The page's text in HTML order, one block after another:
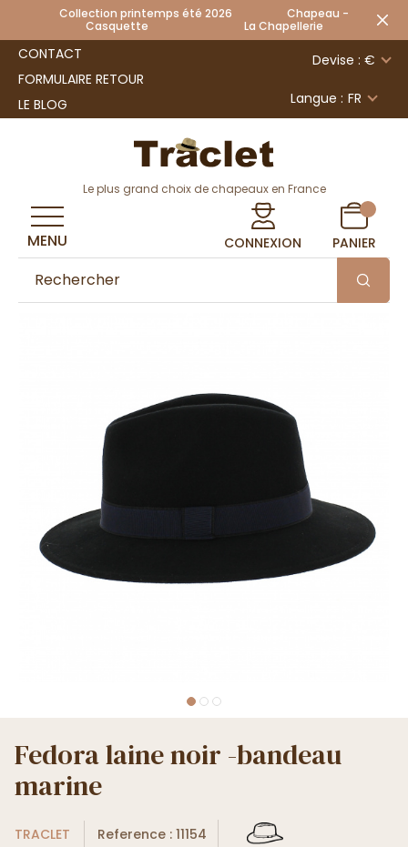
Collection printemps été 2026 Chapeau -
Casquette La Chapellerie
CONTACT
FORMULAIRE RETOUR
LE BLOG
Devise : €
Langue : FR
Le plus grand choix de chapeaux en France
CONNEXION PANIER
MENU
Fedora laine noir -bandeau
marine
TRACLET Reference : 11154